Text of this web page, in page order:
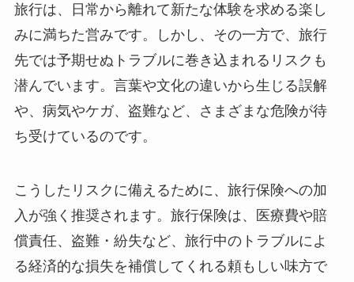
旅行は、日常から離れて新たな体験を求める楽し
みに満ちた営みです。しかし、その一方で、旅行
先では予期せぬトラブルに巻き込まれるリスクも
潜んでいます。言葉や文化の違いから生じる誤解
や、病気やケガ、盗難など、さまざまな危険が待
ち受けているのです。
こうしたリスクに備えるために、旅行保険への加
入が強く推奨されます。旅行保険は、医療費や賠
償責任、盗難・紛失など、旅行中のトラブルによ
る経済的な損失を補償してくれる頼もしい味方で